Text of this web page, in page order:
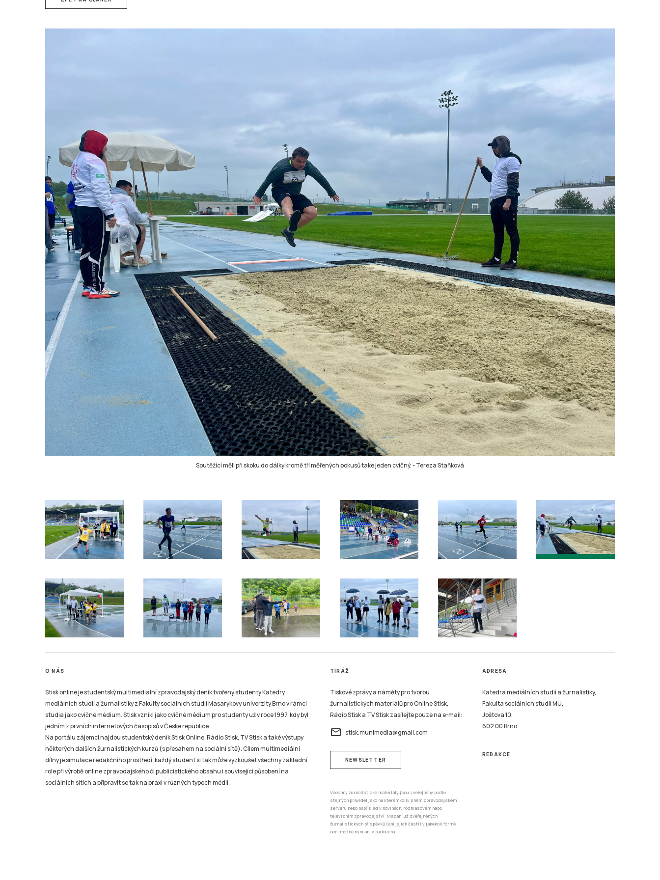
Soutěžící měli při skoku do dálky kromě tří měřených pokusů také jeden cvičný.-Tereza Staňková
O NÁS
Stisk online je studentský multimediální zpravodajský deník tvořený studenty Katedry
mediálních studií a žurnalistiky z Fakulty sociálních studií Masarykovy univerzity Brno v rámci
studia jako cvičné médium. Stisk vznikl jako cvičné médium pro studenty už v roce 1997, kdy byl
jedním z prvních internetových časopisů v České republice.
Na portálu zájemci najdou studentský deník Stisk Online, Rádio Stisk, TV Stisk a také výstupy
některých dalších žurnalistických kurzů (s přesahem na sociální sítě). Cílem multimediální
dílny je simulace redakčního prostředí, každý student si tak může vyzkoušet všechny základní
role při výrobě online zpravodajského či publicistického obsahu i související působení na
sociálních sítích a připravit se tak na praxi v různých typech médií.
TIRÁŽ
Tiskové zprávy a náměty pro tvorbu
žurnalistických materiálů pro Online Stisk,
Rádio Stisk a TV Stisk zasílejte pouze na e-mail:
email stisk.munimedia@gmail.com
NEWSLETTER
Všechny žurnalistické materiály jsou zveřejněny podle
stejných pravidel jako na kterémkoliv jiném zpravodajském
serveru nebo například v novinách, rozhlasovém nebo
televizním zpravodajství. Mazání už zveřejněných
žurnalistických příspěvků (ani jejich částí) v jakékoli formě
není možné nyní ani v budoucnu.
ADRESA
Katedra mediálních studií a žurnalistiky,
Fakulta sociálních studií MU,
Joštova 10,
602 00 Brno
REDAKCE